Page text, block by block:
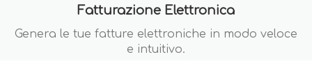
Fatturazione Elettronica
Genera le tue fatture elettroniche in modo veloce
e intuitivo.